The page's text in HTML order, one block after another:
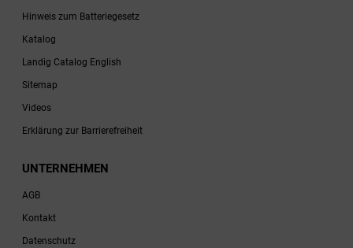
Hinweis zum Batteriegesetz
Katalog
Landig Catalog English
Sitemap
Videos
Erklärung zur Barrierefreiheit
UNTERNEHMEN
AGB
Kontakt
Datenschutz